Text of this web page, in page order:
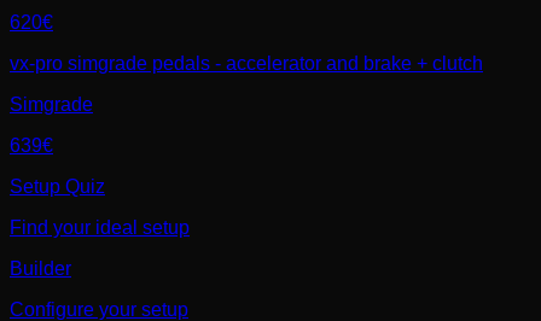
620€
vx-pro simgrade pedals - accelerator and brake + clutch
Simgrade
639€
Setup Quiz
Find your ideal setup
Builder
Configure your setup